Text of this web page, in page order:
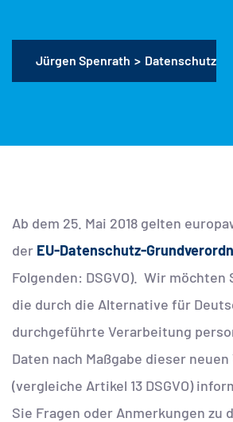
Jürgen Spenrath > Datenschutz
Ab dem 25. Mai 2018 gelten
der EU-Datenschutz-
Folgenden: DSGVO). Wir
die durch die Alternative für
durchgeführte Verarbeitung
Daten nach Maßgabe dieser
(vergleiche Artikel 13 DSGVO)
Sie Fragen oder Anmerkungen zu